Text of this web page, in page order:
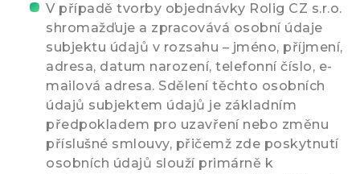
V případě tvorby objednávky Rolig CZ s.r.o.
shromažďuje a zpracovává osobní údaje
subjektu údajů v rozsahu – jméno, příjmení,
adresa, datum narození, telefonní číslo, e-
mailová adresa. Sdělení těchto osobních
údajů subjektem údajů je základním
předpokladem pro uzavření nebo změnu
příslušné smlouvy, přičemž zde poskytnutí
osobních údajů slouží primárně k